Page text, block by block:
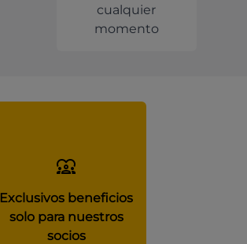
cualquier
momento
Exclusivos beneficios
solo para nuestros
socios